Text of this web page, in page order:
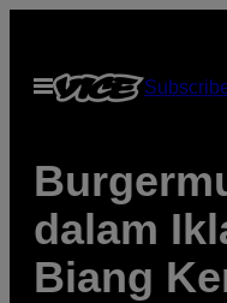
content
Open
Menu
dalam
Biang